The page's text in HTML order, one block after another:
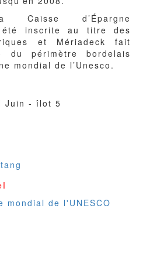
d’Épargne
été inscrite au titre des
et Mériadeck fait
du périmètre bordelais
mondial de l’Unesco.
Juin - îlot 5
mondial de l'UNESCO